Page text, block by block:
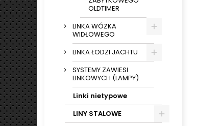
OLDTIMER
LINKA WÓZKA
WIDŁOWEGO
LINKA ŁODZI JACHTU
SYSTEMY ZAWIESI
LINKOWYCH (LAMPY)
Linki nietypowe
LINY STALOWE